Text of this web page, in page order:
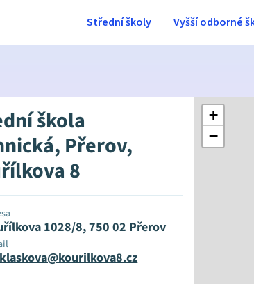
Střední školy Vyšší odborné
škola
Přerov,
8
1028/8, 750 02 Přerov
+
−